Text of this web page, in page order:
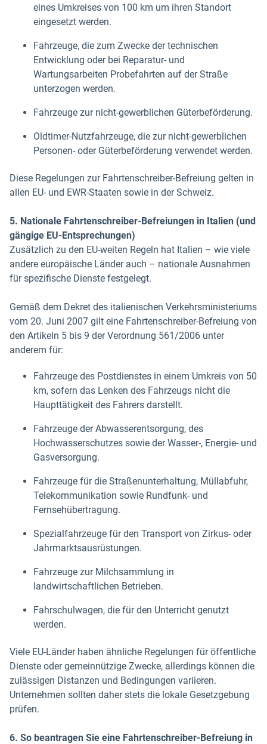
eines Umkreises von 100 km um ihren Standort
eingesetzt werden.
Fahrzeuge, die zum Zwecke der technischen
Entwicklung oder bei Reparatur- und
Wartungsarbeiten Probefahrten auf der Straße
unterzogen werden.
Fahrzeuge zur nicht-gewerblichen Güterbeförderung.
Oldtimer-Nutzfahrzeuge, die zur nicht-gewerblichen
Personen- oder Güterbeförderung verwendet werden.
Diese Regelungen zur Fahrtenschreiber-Befreiung gelten in
allen EU- und EWR-Staaten sowie in der Schweiz.
5. Nationale Fahrtenschreiber-Befreiungen in Italien (und
gängige EU-Entsprechungen)
Zusätzlich zu den EU-weiten Regeln hat Italien – wie viele
andere europäische Länder auch – nationale Ausnahmen
für spezifische Dienste festgelegt.
Gemäß dem Dekret des italienischen Verkehrsministeriums
vom 20. Juni 2007 gilt eine Fahrtenschreiber-Befreiung von
den Artikeln 5 bis 9 der Verordnung 561/2006 unter
anderem für:
Fahrzeuge des Postdienstes in einem Umkreis von 50
km, sofern das Lenken des Fahrzeugs nicht die
Haupttätigkeit des Fahrers darstellt.
Fahrzeuge der Abwasserentsorgung, des
Hochwasserschutzes sowie der Wasser-, Energie- und
Gasversorgung.
Fahrzeuge für die Straßenunterhaltung, Müllabfuhr,
Telekommunikation sowie Rundfunk- und
Fernsehübertragung.
Spezialfahrzeuge für den Transport von Zirkus- oder
Jahrmarktsausrüstungen.
Fahrzeuge zur Milchsammlung in
landwirtschaftlichen Betrieben.
Fahrschulwagen, die für den Unterricht genutzt
werden.
Viele EU-Länder haben ähnliche Regelungen für öffentliche
Dienste oder gemeinnützige Zwecke, allerdings können die
zulässigen Distanzen und Bedingungen variieren.
Unternehmen sollten daher stets die lokale Gesetzgebung
prüfen.
6. So beantragen Sie eine Fahrtenschreiber-Befreiung in